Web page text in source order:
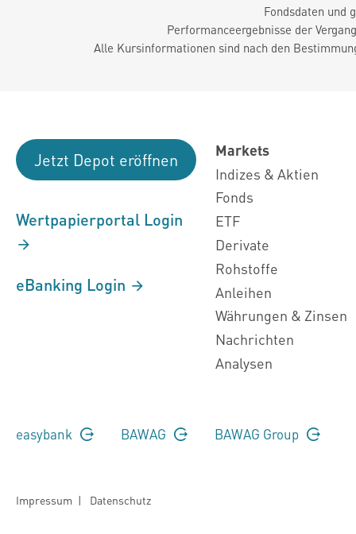
Fondsdaten und
Performanceergebnisse der
Alle Kursinformationen sind nach den
Jetzt Depot eröffnen
Wertpapierportal Login
eBanking Login
Markets
Indizes & Aktien
Fonds
ETF
Derivate
Rohstoffe
Anleihen
Währungen & Zinsen
Nachrichten
Analysen
easybank BAWAG BAWAG Group
Impressum | Datenschutz